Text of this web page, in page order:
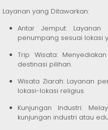
Layanan yang Ditawarkan:
Antar Jemput:
penumpang sesuai lokasi
Trip Wisata:
destinasi pilihan.
Wisata Ziarah: Layanan
lokasi-lokasi religius.
Kunjungan Industri:
kunjungan industri atau